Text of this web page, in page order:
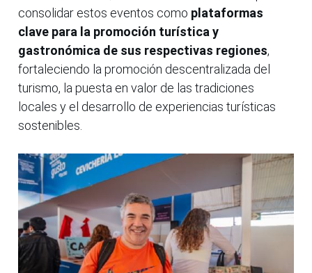
consolidar estos eventos como plataformas
clave para la promoción turística y
gastronómica de sus respectivas regiones,
fortaleciendo la promoción descentralizada del
turismo, la puesta en valor de las tradiciones
locales y el desarrollo de experiencias turísticas
sostenibles.